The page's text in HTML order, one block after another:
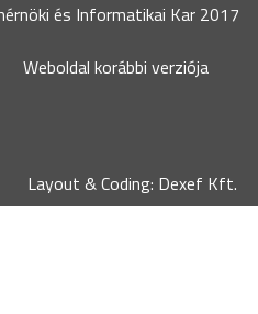
és Informatikai Kar 2017
Weboldal korábbi verziója
Layout & Coding: Dexef Kft.